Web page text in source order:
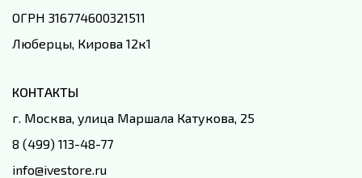
ОГРН 316774600321511
Люберцы, Кирова 12к1
КОНТАКТЫ
г. Москва, улица Маршала Катукова, 25
8 (499) 113-48-77
info@ivestore.ru